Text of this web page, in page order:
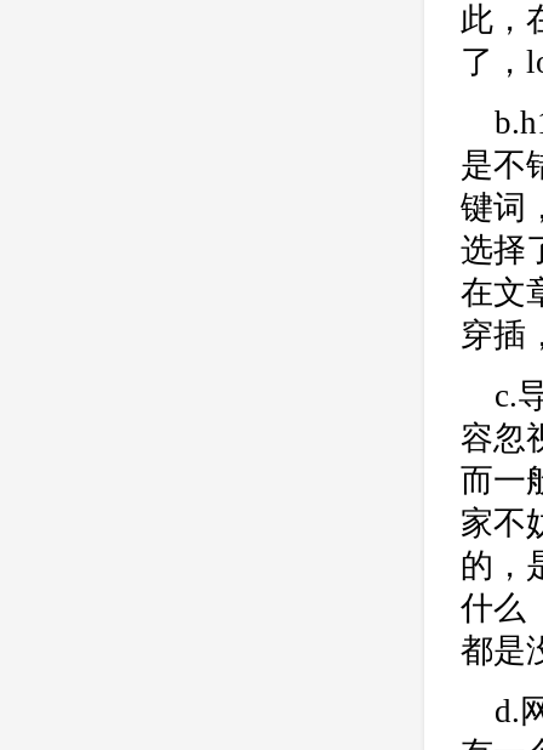
此，
了，
是不
键词
选择
在文
穿插
c.
容忽
而一
家不
的，
什么
都是
d.